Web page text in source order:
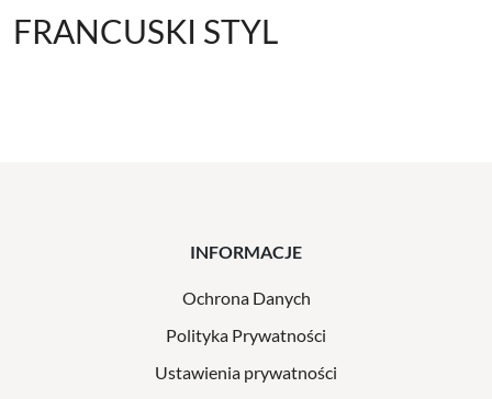
FRANCUSKI STYL
INFORMACJE
Ochrona Danych
Polityka Prywatności
Ustawienia prywatności